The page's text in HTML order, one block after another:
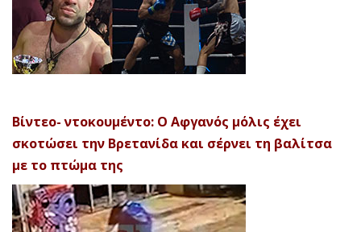
Βίντεο- ντοκουμέντο: Ο Αφγανός μόλις έχει
σκοτώσει την Βρετανίδα και σέρνει τη βαλίτσα
με το πτώμα της